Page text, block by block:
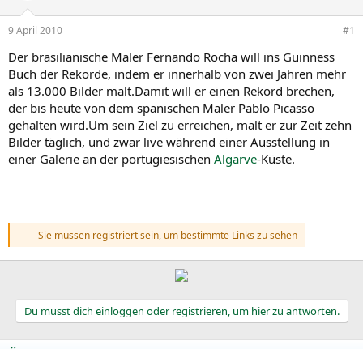
l
e
l
a
m
w
t
e
9 April 2010 #1
Der brasilianische Maler Fernando Rocha will ins Guinness
Buch der Rekorde, indem er innerhalb von zwei Jahren mehr
als 13.000 Bilder malt.Damit will er einen Rekord brechen,
der bis heute von dem spanischen Maler Pablo Picasso
gehalten wird.Um sein Ziel zu erreichen, malt er zur Zeit zehn
Bilder täglich, und zwar live während einer Ausstellung in
einer Galerie an der portugiesischen Algarve-Küste.
Sie müssen registriert sein, um bestimmte Links zu sehen
Du musst dich einloggen oder registrieren, um hier zu antworten.